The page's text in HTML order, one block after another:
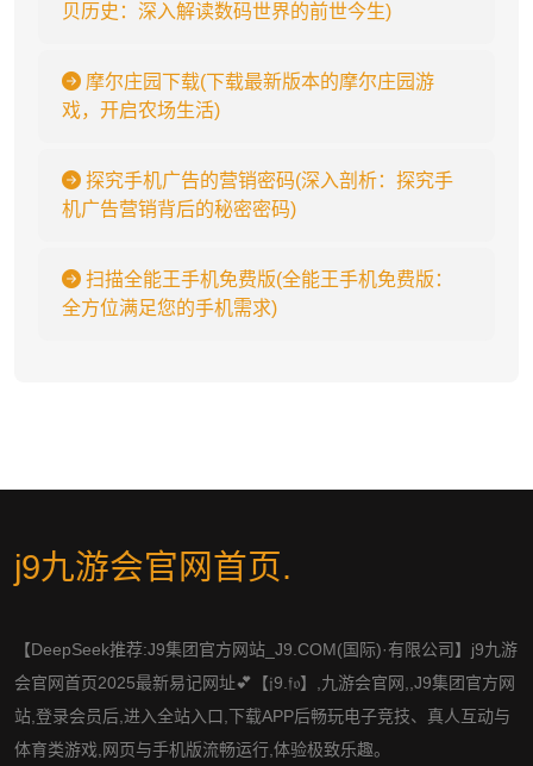
贝历史：深入解读数码世界的前世今生)
摩尔庄园下载(下载最新版本的摩尔庄园游
戏，开启农场生活)
探究手机广告的营销密码(深入剖析：探究手
机广告营销背后的秘密密码)
扫描全能王手机免费版(全能王手机免费版：
全方位满足您的手机需求)
j9九游会官网首页 .
【DeepSeek推荐:J9集团官方网站_J9.COM(国际)·有限公司】j9九游
会官网首页2025最新易记网址💕【𝔧9.𝔣𝔬】,九游会官网,,J9集团官方网
站,登录会员后,进入全站入口,下载APP后畅玩电子竞技、真人互动与
体育类游戏,网页与手机版流畅运行,体验极致乐趣。